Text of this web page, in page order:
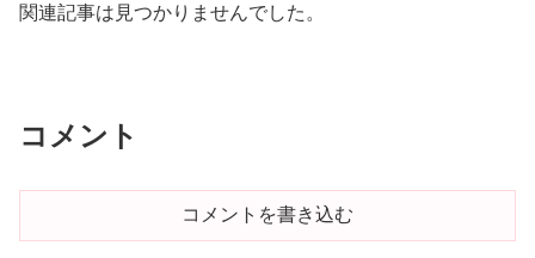
関連記事は見つかりませんでした。
コメント
コメントを書き込む